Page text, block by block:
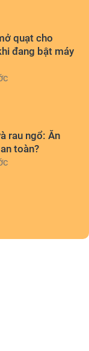
quạt cho
đang bật máy
rau ngổ: Ăn
toàn?